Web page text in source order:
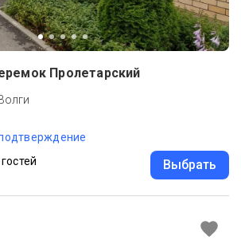
Пролетарский
Выбрать